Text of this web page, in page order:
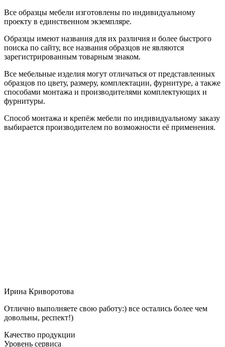
Все образцы мебели изготовлены по индивидуальному
проекту в единственном экземпляре.
Образцы имеют названия для их различия и более быстрого
поиска по сайту, все названия образцов не являются
зарегистрированным товарным знаком.
Все мебельные изделия могут отличаться от представленных
образцов по цвету, размеру, комплектации, фурнитуре, а также
способами монтажа и производителями комплектующих и
фурнитуры.
Способ монтажа и крепёж мебели по индивидуальному заказу
выбирается производителем по возможности её применения.
Ирина Криворотова
Отлично выполняете свою работу:) все остались более чем
довольны, респект!)
Качество продукции
Уровень сервиса